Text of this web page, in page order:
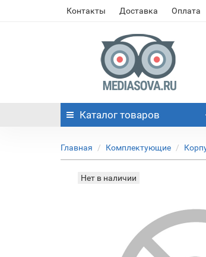
Контакты Доставка Оплата
Каталог товаров
Главная Комплектующие
Нет в наличии